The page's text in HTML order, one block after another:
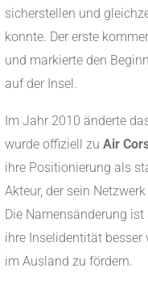
sicherstellen und
konnte. Der erste
und markierte den
auf der Insel.
Im Jahr 2010 änderte
wurde offiziell zu Air
ihre Positionierung als
Akteur, der sein
Die Namensänderung
ihre Inselidentität
im Ausland zu fördern.